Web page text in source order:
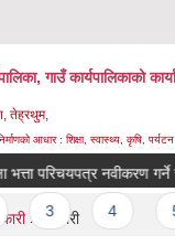
गाउँ कार्यपालिकाको
तेह्रथुम,
आधार : शिक्षा, स्वास्थ्य, कृषि, पर्यटन
परिचयपत्र नवीकरण गर्ने
3 4
» ग्यालरी